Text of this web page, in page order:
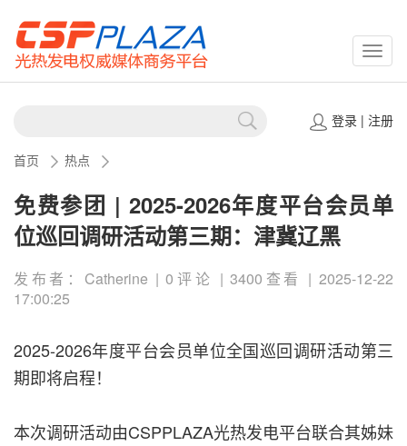
登录| 注册
首页 热点
免费参团 | 2025-2026年度平台会员单
位巡回调研活动第三期：津冀辽黑
发布者：Catherine | 0评论 | 3400查看 | 2025-12-22
17:00:25
2025-2026年度平台会员单位全国巡回调研活动第三
期即将启程！
本次调研活动由CSPPLAZA光热发电平台联合其姊妹